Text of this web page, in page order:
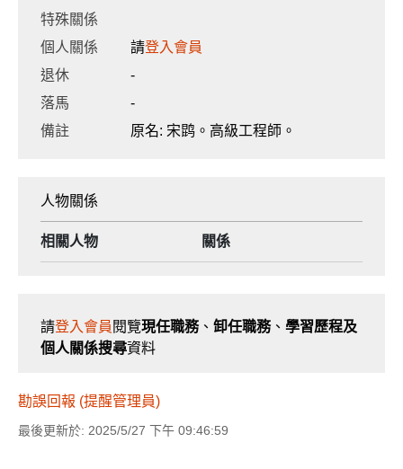
特殊關係
個人關係
請登入會員
退休
-
落馬
-
備註
原名: 宋鹍。高級工程師。
人物關係
相關人物 關係
請登入會員 閱覽現任職務、 卸任職務、 學習歷程及
個人關係搜尋資料
勘誤回報 (提醒管理員)
最後更新於: 2025/5/27 下午 09:46:59